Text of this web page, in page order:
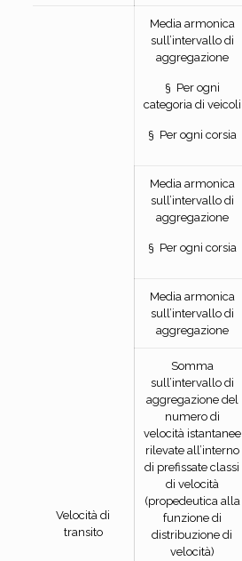
Velocità di
transito
Media armonica
sull’intervallo di
aggregazione
§ Per ogni
categoria di veicoli
§ Per ogni corsia
Media armonica
sull’intervallo di
aggregazione
§ Per ogni corsia
Media armonica
sull’intervallo di
aggregazione
Somma
sull’intervallo di
aggregazione del
numero di
velocità istantanee
rilevate all’interno
di prefissate classi
di velocità
(propedeutica alla
funzione di
distribuzione di
velocità)